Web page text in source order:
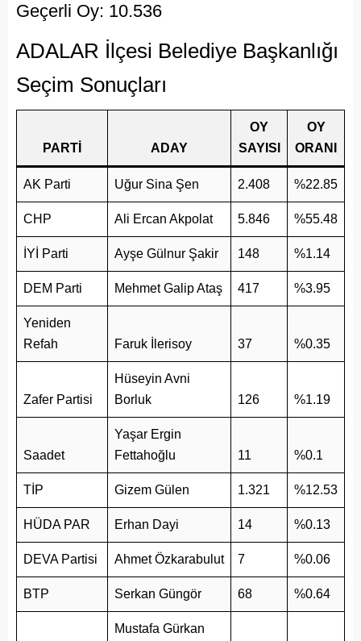
Geçerli Oy: 10.536
ADALAR İlçesi Belediye Başkanlığı
Seçim Sonuçları
PARTİ ADAY
OY
SAYISI
OY
ORANI
AK Parti Uğur Sina Şen 2.408 %22.85
CHP Ali Ercan Akpolat 5.846 %55.48
İYİ Parti Ayşe Gülnur Şakir 148 %1.14
DEM Parti Mehmet Galip Ataş 417 %3.95
Yeniden
Refah
Faruk İlerisoy 37 %0.35
Zafer Partisi
Hüseyin Avni
Borluk
126 %1.19
Saadet
Yaşar Ergin
Fettahoğlu
11 %0.1
TİP Gizem Gülen 1.321 %12.53
HÜDA PAR Erhan Dayi 14 %0.13
DEVA Partisi Ahmet Özkarabulut 7 %0.06
BTP Serkan Güngör 68 %0.64
Mustafa Gürkan